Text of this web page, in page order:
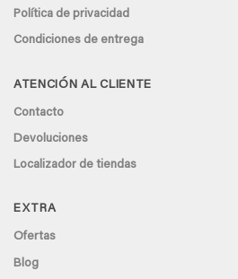
Política de privacidad
Condiciones de entrega
ATENCIÓN AL CLIENTE
Contacto
Devoluciones
Localizador de tiendas
EXTRA
Ofertas
Blog